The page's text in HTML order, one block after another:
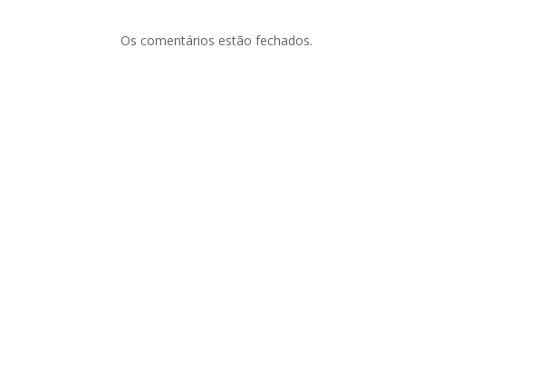
Os comentários estão fechados.